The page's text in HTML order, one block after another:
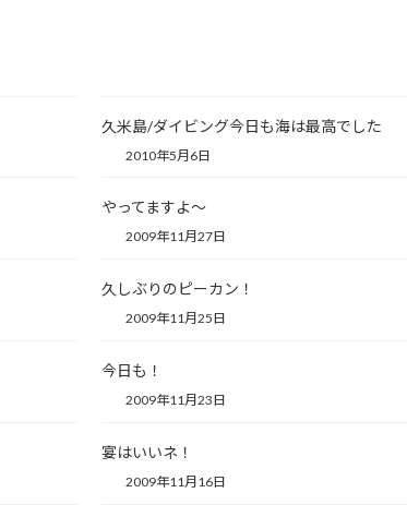
久米島/ダイビング今日も海は最高でした
2010年5月6日
やってますよ～
2009年11月27日
久しぶりのピーカン！
2009年11月25日
今日も！
2009年11月23日
宴はいいネ！
2009年11月16日